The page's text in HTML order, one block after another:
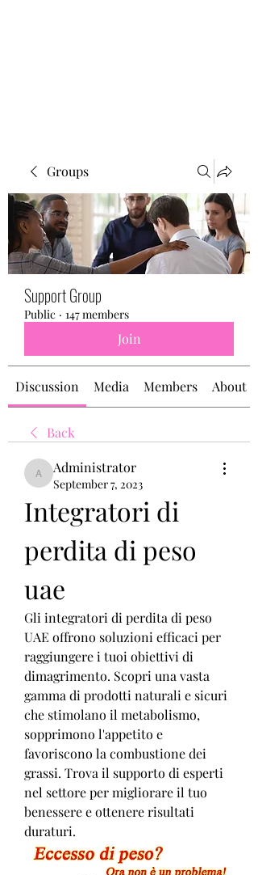
Groups
Support Group
Public · 147 members
Join
Discussion Media Members About
Back
Administrator
Administrator
September 7, 2023
Integratori di
perdita di peso
uae
Gli integratori di perdita di peso
UAE offrono soluzioni efficaci per
raggiungere i tuoi obiettivi di
dimagrimento. Scopri una vasta
gamma di prodotti naturali e sicuri
che stimolano il metabolismo,
sopprimono l'appetito e
favoriscono la combustione dei
grassi. Trova il supporto di esperti
nel settore per migliorare il tuo
benessere e ottenere risultati
duraturi.